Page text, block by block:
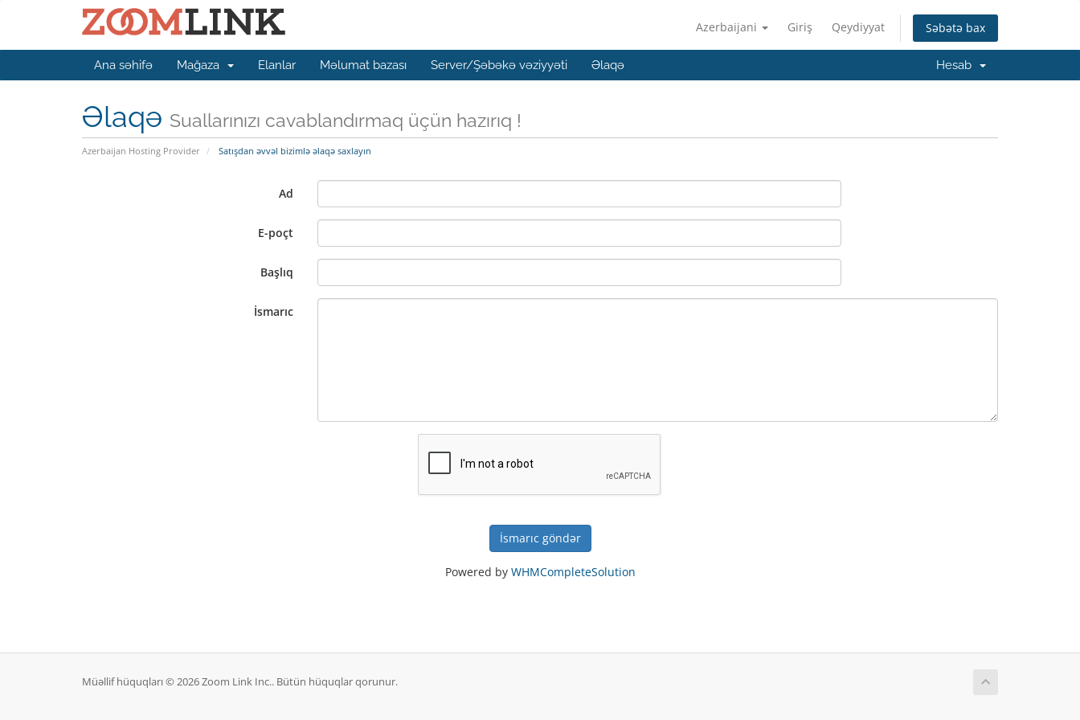
Azerbaijani Giriş Qeydiyyat Səbətə bax
Ana səhifə Mağaza Elanlar Məlumat bazası Server/Şəbəkə vəziyyəti Əlaqə Hesab
Əlaqə Suallarınızı cavablandırmaq üçün hazırıq !
Azerbaijan Hosting Provider Satışdan əvvəl bizimlə əlaqə saxlayın
Ad
E-poçt
Başlıq
İsmarıc
İsmarıc göndər
Powered by WHMCompleteSolution
Müəllif hüquqları © 2026 Zoom Link Inc.. Bütün hüquqlar qorunur.